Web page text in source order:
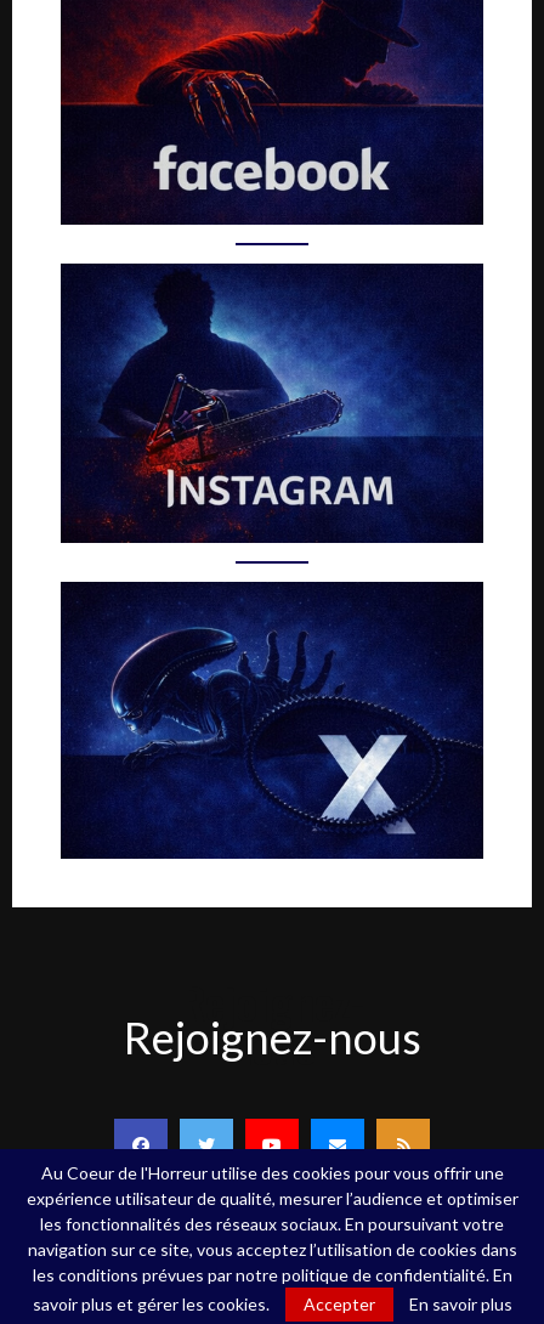
nous
Rejoignez-nous
Copyright ©Au Coeur de l'Horreur - 2020 - Tous droits réservés
Qui sommes-nous Contact Mentions légales
Au Coeur de l'Horreur utilise des cookies pour vous offrir une
expérience utilisateur de qualité, mesurer l’audience et optimiser
les fonctionnalités des réseaux sociaux. En poursuivant votre
navigation sur ce site, vous acceptez l’utilisation de cookies dans
les conditions prévues par notre politique de confidentialité. En
savoir plus et gérer les cookies.
Accepter En savoir plus